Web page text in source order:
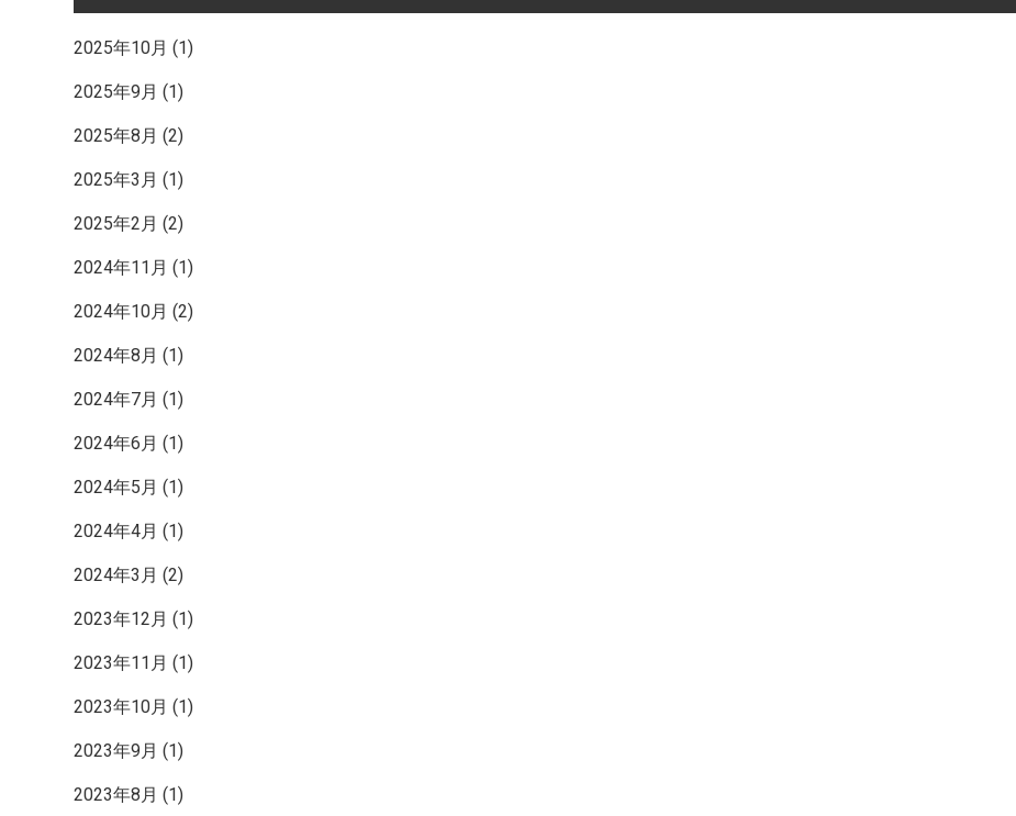
へ
の
リ
ン
ク
2025年10月 (1)
2025年9月 (1)
2025年8月 (2)
2025年3月 (1)
2025年2月 (2)
2024年11月 (1)
2024年10月 (2)
2024年8月 (1)
2024年7月 (1)
2024年6月 (1)
2024年5月 (1)
2024年4月 (1)
2024年3月 (2)
2023年12月 (1)
2023年11月 (1)
2023年10月 (1)
2023年9月 (1)
2023年8月 (1)